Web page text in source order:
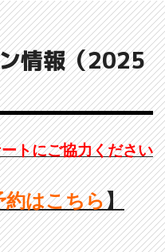
情報（2025
トにご協力ください
約はこちら】